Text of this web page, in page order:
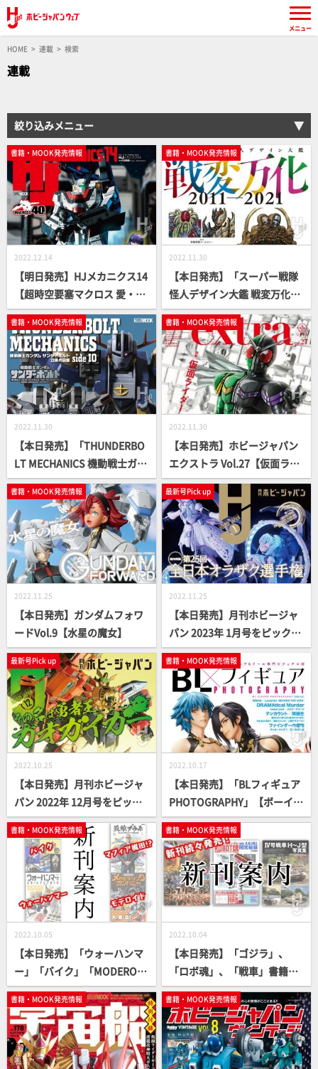
HOME 連載 検索
連載
絞り込みメニュー
書籍・MOOK発売情報
2022.12.14
【明日発売】HJメカニクス14
【超時空要塞マクロス 愛・お
ぼえていますか】
書籍・MOOK発売情報
2022.11.30
【本日発売】「スーパー戦隊
怪人デザイン大鑑 戦変万化
2011-2021」【デザイン画
集】
書籍・MOOK発売情報
2022.11.30
【本日発売】「THUNDERBO
LT MECHANICS 機動戦士ガン
ダム サンダーボルト 立体作品
集 side IO」【第1弾】
書籍・MOOK発売情報
2022.11.30
【本日発売】ホビージャパン
エクストラ Vol.27【仮面ライ
ダー 】
書籍・MOOK発売情報
2022.11.25
【本日発売】ガンダムフォワ
ードVol.9【水星の魔女】
最新号Pick up
2022.11.25
【本日発売】月刊ホビージャ
パン 2023年 1月号をピックア
ップ！
最新号Pick up
2022.10.25
【本日発売】月刊ホビージャ
パン 2022年 12月号をピック
アップ！
書籍・MOOK発売情報
2022.10.17
【本日発売】「BLフィギュア
PHOTOGRAPHY」【ボーイズ
ラブ】
書籍・MOOK発売情報
2022.10.05
【本日発売】「ウォーハンマ
ー」「バイク」「MODEROI
D」「マフィア梶田」!? 見逃
し厳禁な書籍が続々登場！
書籍・MOOK発売情報
2022.10.04
【本日発売】「ゴジラ」、
「ロボ魂」、「戦車」書籍
続々登場！【シリーズもの多
数】
書籍・MOOK発売情報 書籍・MOOK発売情報
メニュー